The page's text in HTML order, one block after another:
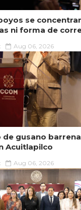
se
ni forma de
Aug 06, 2026
de gusano
Acuitlapilco
Aug 06, 2026